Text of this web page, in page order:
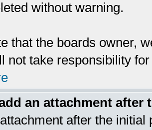
without warning.
that the boards owner,
not take responsibility
an attachment after
after the